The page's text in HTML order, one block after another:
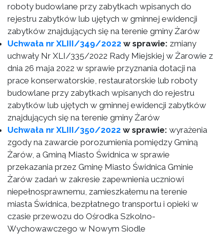
roboty budowlane przy zabytkach wpisanych do
rejestru zabytków lub ujętych w gminnej ewidencji
zabytków znajdujących się na terenie gminy Żarów
Uchwała nr XLIII/349/2022 w sprawie: zmiany
uchwały Nr XLI/335/2022 Rady Miejskiej w Żarowie z
dnia 26 maja 2022 w sprawie przyznania dotacji na
prace konserwatorskie, restauratorskie lub roboty
budowlane przy zabytkach wpisanych do rejestru
zabytków lub ujętych w gminnej ewidencji zabytków
znajdujących się na terenie gminy Żarów
Uchwała nr XLIII/350/2022 w sprawie: wyrażenia
zgody na zawarcie porozumienia pomiędzy Gminą
Żarów, a Gminą Miasto Świdnica w sprawie
przekazania przez Gminę Miasto Świdnica Gminie
Żarów zadań w zakresie zapewnienia uczniowi
niepełnosprawnemu, zamieszkałemu na terenie
miasta Świdnica, bezpłatnego transportu i opieki w
czasie przewozu do Ośrodka Szkolno-
Wychowawczego w Nowym Siodle